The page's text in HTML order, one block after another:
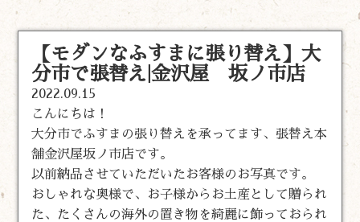
【モダンなふすまに張り替え】大
分市で張替え|金沢屋 坂ノ市店
2022.09.15
こんにちは！
大分市でふすまの張り替えを承ってます、張替え本
舗金沢屋坂ノ市店です。
以前納品させていただいたお客様のお写真です。
おしゃれな奥様で、お子様からお土産として贈られ
た、たくさんの海外の置き物を綺麗に飾っておられ